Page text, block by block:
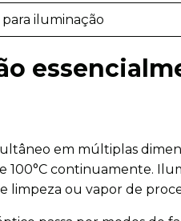
iluminação
em múltiplas
continuamente.
ou vapor de